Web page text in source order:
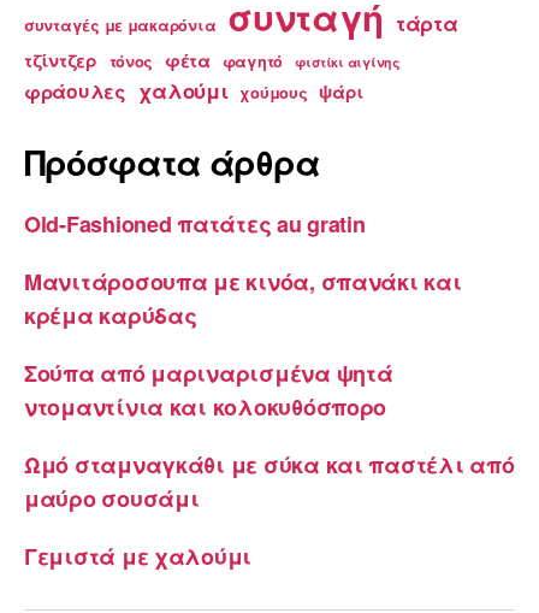
συνταγές με μακαρόνια συνταγή τάρτα
τζίντζερ τόνος φέτα φαγητό φιστίκι αιγίνης
φράουλες χαλούμι χούμους ψάρι
Πρόσφατα άρθρα
Old-Fashioned πατάτες au gratin
Μανιτάροσουπα με κινόα, σπανάκι και
κρέμα καρύδας
Σούπα από μαριναρισμένα ψητά
ντομαντίνια και κολοκυθόσπορο
Ωμό σταμναγκάθι με σύκα και παστέλι από
μαύρο σουσάμι
Γεμιστά με χαλούμι